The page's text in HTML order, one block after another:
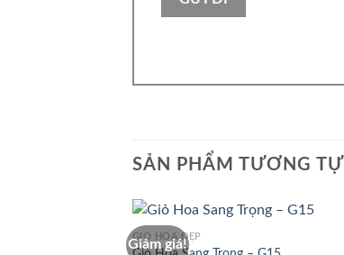
SẢN PHẨM TƯƠNG TỰ
Giảm giá!
GIỎ HOA ĐẸP